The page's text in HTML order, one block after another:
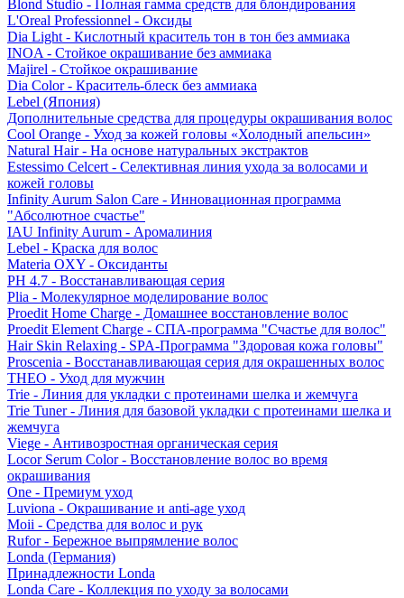
Blond Studio - Полная гамма средств для блондирования
L'Oreal Professionnel - Оксиды
Dia Light - Кислотный краситель тон в тон без аммиака
INOA - Стойкое окрашивание без аммиака
Majirel - Стойкое окрашивание
Dia Color - Краситель-блеск без аммиака
Lebel (Япония)
Дополнительные средства для процедуры окрашивания волос
Cool Orange - Уход за кожей головы «Холодный апельсин»
Natural Hair - На основе натуральных экстрактов
Estessimo Celcert - Селективная линия ухода за волосами и
кожей головы
Infinity Aurum Salon Care - Инновационная программа
"Абсолютное счастье"
IAU Infinity Aurum - Аромалиния
Lebel - Краска для волос
Materia OXY - Оксиданты
PH 4.7 - Восстанавливающая серия
Plia - Молекулярное моделирование волос
Proedit Home Charge - Домашнее восстановление волос
Proedit Element Charge - СПА-программа "Счастье для волос"
Hair Skin Relaxing - SPA-Программа "Здоровая кожа головы"
Proscenia - Восстанавливающая серия для окрашенных волос
THEO - Уход для мужчин
Trie - Линия для укладки с протеинами шелка и жемчуга
Trie Tuner - Линия для базовой укладки с протеинами шелка и
жемчуга
Viege - Антивозростная органическая серия
Locor Serum Color - Восстановление волос во время
окрашивания
One - Премиум уход
Luviona - Окрашивание и anti-age уход
Moii - Средства для волос и рук
Rufor - Бережное выпрямление волос
Londa (Германия)
Принадлежности Londa
Londa Care - Коллекция по уходу за волосами